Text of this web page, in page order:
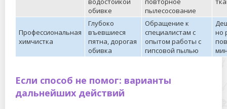
обивке
пылесосование
Профессиональная
химчистка
Глубоко
въевшиеся
пятна, дорогая
обивка
Обращение к
специалистам с
опытом работы с
гипсовой пылью
но
Если способ не помог: варианты
дальнейших действий